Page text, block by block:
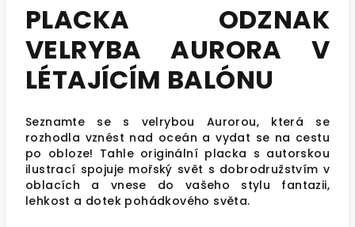
PLACKA ODZNAK
VELRYBA AURORA V
LÉTAJÍCÍM BALÓNU
Seznamte se s velrybou Aurorou, která se
rozhodla vznést nad oceán a vydat se na cestu
po obloze! Tahle originální placka s autorskou
ilustrací spojuje mořský svět s dobrodružstvím v
oblacích a vnese do vašeho stylu fantazii,
lehkost a dotek pohádkového světa.